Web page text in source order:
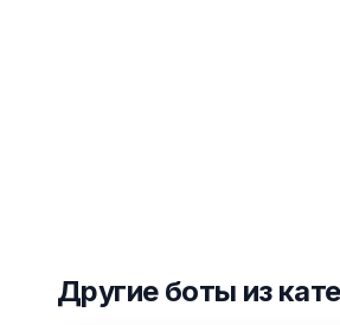
Другие боты из